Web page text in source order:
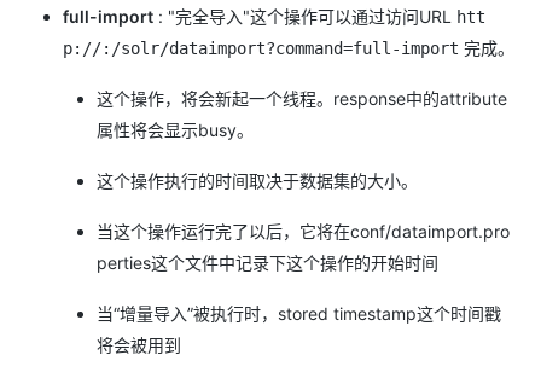
full-import : "完全导入"这个操作可以通过访问URL
htt
p://:/solr/dataimport?command=full-import 完成。
这个操作，将会新起一个线程。response中的attribute
属性将会显示busy。
这个操作执行的时间取决于数据集的大小。
当这个操作运行完了以后，它将在conf/dataimport.pro
perties这个文件中记录下这个操作的开始时间
当“增量导入”被执行时，stored timestamp这个时间戳
将会被用到